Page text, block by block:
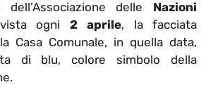
dell’Associazione delle Nazioni
ogni 2 aprile, la facciata
Casa Comunale, in quella data,
di blu, colore simbolo della